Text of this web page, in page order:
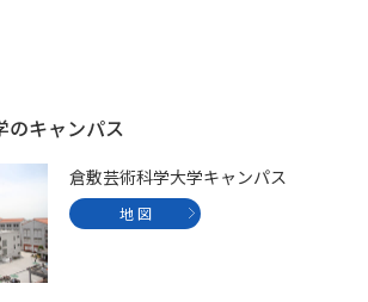
のキャンパス
倉敷芸術科学大学キャンパス
地 図